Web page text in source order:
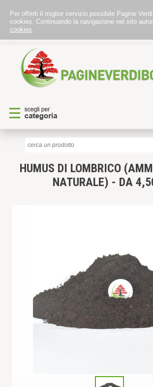
Per offrirti il miglior servizio possibile Pagine
cookies. Continuando la navigazione nel sito
cookies.
HUMUS DI LOMBRICO
NATURALE) - DA